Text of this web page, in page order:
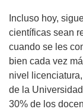
Incluso hoy,
científicas sean
cuando se les
bien cada vez
nivel licenciatura,
de la
30% de los